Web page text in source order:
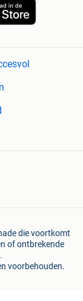
die voortkomt
of ontbrekende
voorbehouden.